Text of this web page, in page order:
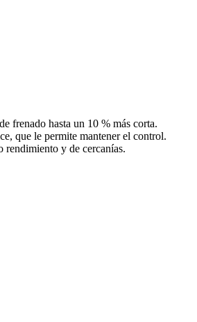
frenado hasta un 10 % más corta.
que le permite mantener el control.
rendimiento y de cercanías.